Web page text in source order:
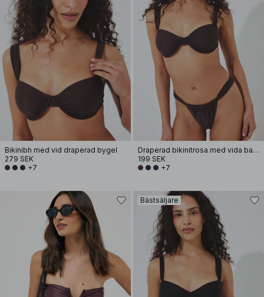
Bikinibh med vid draperad bygel
279 SEK
+7
Draperad bikinitrosa med vida band
199 SEK
+7
Bästsäljare